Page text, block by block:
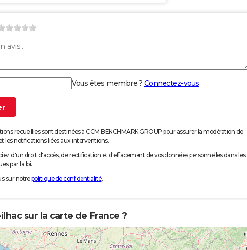
Vous êtes membre ? Connectez-vous
recueillies sont destinées à CCM BENCHMARK GROUP pour assurer la modération de
les notifications liées aux interventions.
d'un droit d'accès, de rectification et d'effacement de vos données personnelles dans les
par la loi.
sur notrepolitique de confidentialité.
sur la carte de France ?